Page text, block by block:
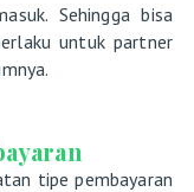
Sehingga bisa
untuk partner
tipe pembayaran